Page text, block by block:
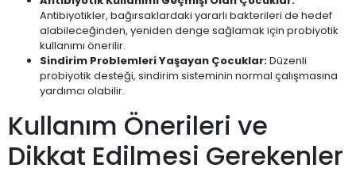
Antibiyotikler, bağırsaklardaki yararlı bakterileri de hedef
alabileceğinden, yeniden denge sağlamak için probiyotik
kullanımı önerilir.
Sindirim Problemleri Yaşayan Çocuklar:Düzenli
probiyotik desteği, sindirim sisteminin normal çalışmasına
yardımcı olabilir.
Kullanım Önerileri ve
Dikkat Edilmesi Gerekenler